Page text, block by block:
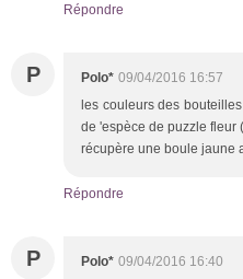
Répondre
P Polo* 09/04/2016 16:57
les couleurs des
de 'espèce de puzzle fleur
récupère une boule jaune
Répondre
P Polo* 09/04/2016 16:40